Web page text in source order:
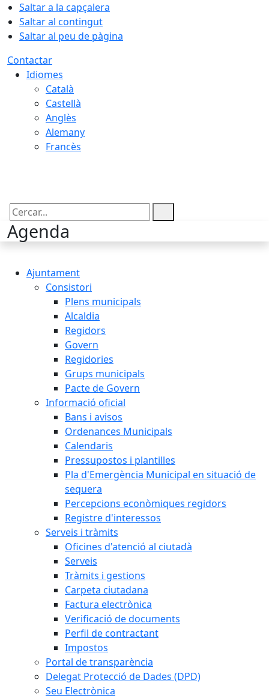
Saltar a la capçalera
Saltar al contingut
Saltar al peu de pàgina
Contactar
Idiomes
Català
Castellà
Anglès
Alemany
Francès
Cercar:
Agenda
Ajuntament
Consistori
Plens municipals
Alcaldia
Regidors
Govern
Regidories
Grups municipals
Pacte de Govern
Informació oficial
Bans i avisos
Ordenances Municipals
Calendaris
Pressupostos i plantilles
Pla d'Emergència Municipal en situació de
sequera
Percepcions econòmiques regidors
Registre d'interessos
Serveis i tràmits
Oficines d'atenció al ciutadà
Serveis
Tràmits i gestions
Carpeta ciutadana
Factura electrònica
Verificació de documents
Perfil de contractant
Impostos
Portal de transparència
Delegat Protecció de Dades (DPD)
Seu Electrònica